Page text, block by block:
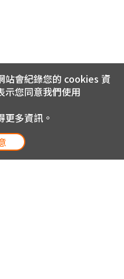
站會紀錄您的 cookies 資
示您同意我們使用
更多資訊。